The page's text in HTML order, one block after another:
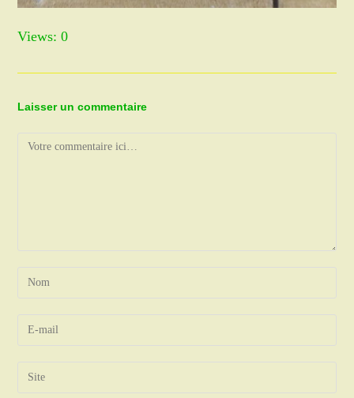
Views: 0
Laisser un commentaire
Comment
Enter
Enter
address
Saisir